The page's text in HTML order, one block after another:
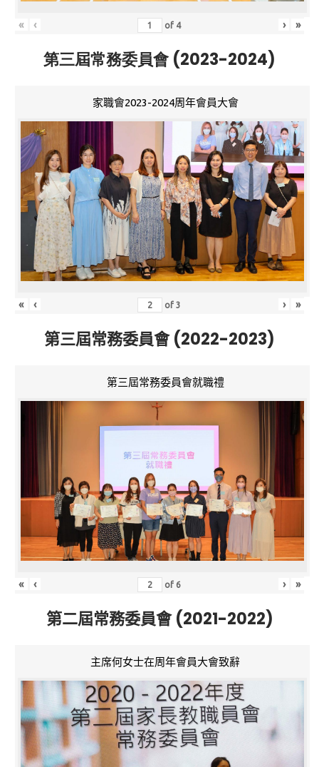
« ‹ of 4 › »
第三屆常務委員會 (2023-2024)
家職會2023-2024周年會員大會
« ‹ of3 › »
第三屆常務委員會 (2022-2023)
第三屆常務委員會就職禮
« ‹ of 6 › »
第二屆常務委員會 (2021-2022)
主席何女士在周年會員大會致辭